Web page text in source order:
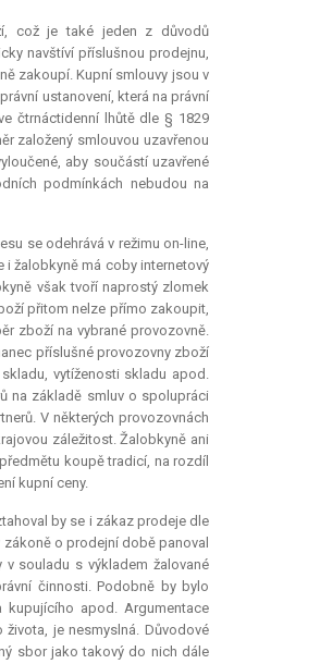
což je také jeden z důvodů
navštíví příslušnou prodejnu,
zakoupí. Kupní smlouvy jsou v
právní ustanovení, která na právní
čtrnáctidenní lhůtě dle § 1829
založený smlouvou uzavřenou
aby součástí uzavřené
podmínkách nebudou na
se odehrává v režimu on-line,
žalobkyně má coby internetový
však tvoří naprostý zlomek
přitom nelze přímo zakoupit,
zboží na vybrané provozovně.
příslušné provozovny zboží
vytíženosti skladu apod.
na základě smluv o spolupráci
V některých provozovnách
záležitost. Žalobkyně ani
koupě tradicí, na rozdíl
kupní ceny.
by se i zákaz prodeje dle
o prodejní době panoval
souladu s výkladem žalované
činnosti. Podobně by bylo
apod. Argumentace
je nesmyslná. Důvodové
sbor jako takový do nich dále